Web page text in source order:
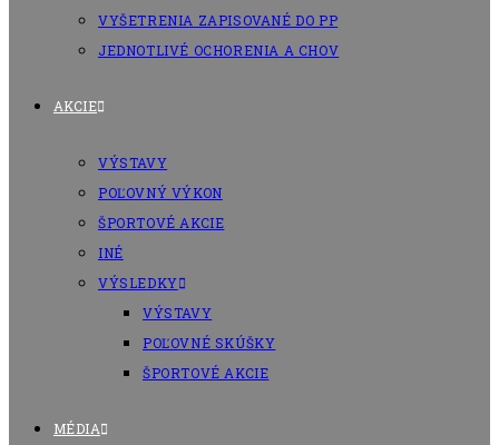
VYŠETRENIA ZAPISOVANÉ DO PP
JEDNOTLIVÉ OCHORENIA A CHOV
AKCIE
VÝSTAVY
POĽOVNÝ VÝKON
ŠPORTOVÉ AKCIE
INÉ
VÝSLEDKY
VÝSTAVY
POĽOVNÉ SKÚŠKY
ŠPORTOVÉ AKCIE
MÉDIA